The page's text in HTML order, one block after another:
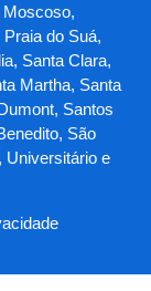
do Suá,
Santa Clara,
Martha, Santa
Santos
São
Universitário e